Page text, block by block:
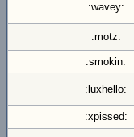
:wavey:
:motz:
:smokin:
:luxhello:
:xpissed: